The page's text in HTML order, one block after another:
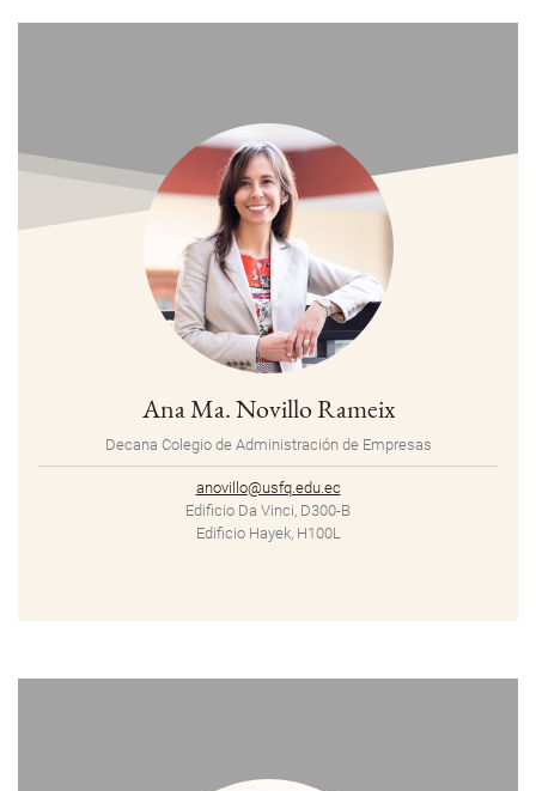
Ana Ma. Novillo Rameix
Decana Colegio de Administración de Empresas
anovillo@usfq.edu.ec
Edificio Da Vinci, D300-B
Edificio Hayek, H100L